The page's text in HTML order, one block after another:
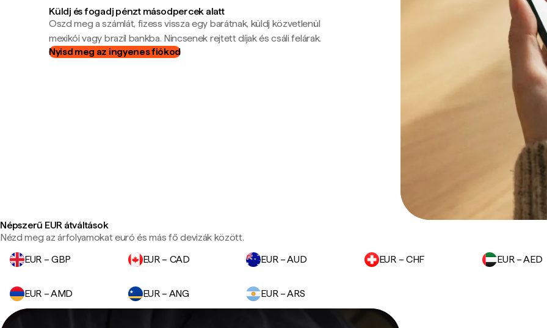
Küldj és fogadj pénzt másodpercek alatt
Oszd meg a számlát, fizess vissza egy barátnak, küldj közvetlenül
mexikói vagy brazil bankba. Nincsenek rejtett díjak és csáli felárak.
Nyisd meg az ingyenes fiókod
Népszerű EUR átváltások
Nézd meg az árfolyamokat euró és más fő devizák között.
EUR – GBP
EUR – CAD EUR – AUD EUR – CHF EUR – AED
EUR – AMD EUR – ANG EUR – ARS